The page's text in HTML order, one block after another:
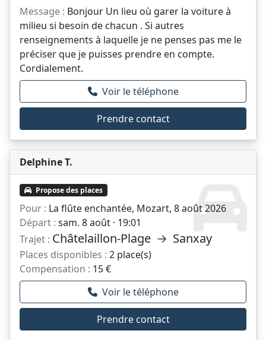
Message : Bonjour Un lieu où garer la voiture à
milieu si besoin de chacun . Si autres
renseignements à laquelle je ne penses pas me le
préciser que je puisses prendre en compte.
Cordialement.
Voir le téléphone
Prendre contact
Delphine T.
Propose des places
Pour : La flûte enchantée, Mozart, 8 août 2026
Départ : sam. 8 août · 19:01
Trajet : Châtelaillon-Plage → Sanxay
Places disponibles : 2 place(s)
Compensation : 15 €
Voir le téléphone
Prendre contact